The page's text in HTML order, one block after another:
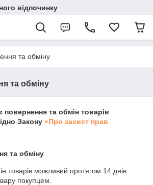
відпочинку
та обміну
та обміну
повернення та обмін товарів
Закону «Про захист прав
та обміну
товарів можливий протягом 14 днів
покупцем.